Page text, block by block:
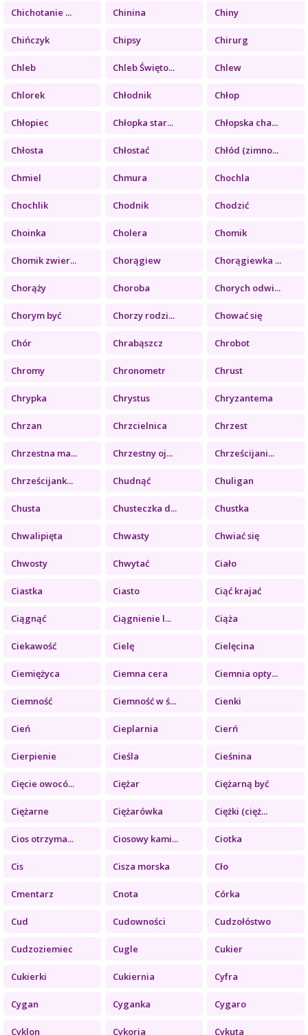
Chichotanie ... Chinina Chiny
Chińczyk Chipsy Chirurg
Chleb Chleb Święto... Chlew
Chlorek Chłodnik Chłop
Chłopiec Chłopka star... Chłopska cha...
Chłosta Chłostać Chłód (zimno...
Chmiel Chmura Chochla
Chochlik Chodnik Chodzić
Choinka Cholera Chomik
Chomik zwier... Chorągiew Chorągiewka ...
Chorąży Choroba Chorych odwi...
Chorym być Chorzy rodzi... Chować się
Chór Chrabąszcz Chrobot
Chromy Chronometr Chrust
Chrypka Chrystus Chryzantema
Chrzan Chrzcielnica Chrzest
Chrzestna ma... Chrzestny oj... Chrześcijani...
Chrześcijank... Chudnąć Chuligan
Chusta Chusteczka d... Chustka
Chwalipięta Chwasty Chwiać się
Chwosty Chwytać Ciało
Ciastka Ciasto Ciąć krajać
Ciągnąć Ciągnienie l... Ciąża
Ciekawość Cielę Cielęcina
Ciemiężyca Ciemna cera Ciemnia opty...
Ciemność Ciemność w ś... Cienki
Cień Cieplarnia Cierń
Cierpienie Cieśla Cieśnina
Cięcie owocó... Ciężar Ciężarną być
Ciężarne Ciężarówka Ciężki (cięż...
Cios otrzyma... Ciosowy kami... Ciotka
Cis Cisza morska Cło
Cmentarz Cnota Córka
Cud Cudowności Cudzołóstwo
Cudzoziemiec Cugle Cukier
Cukierki Cukiernia Cyfra
Cygan Cyganka Cygaro
Cyklon Cykoria Cykuta